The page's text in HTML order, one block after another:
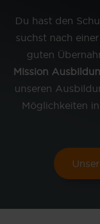
Du hast den
suchst nach einer
guten
Mission
unseren
Möglichkeiten